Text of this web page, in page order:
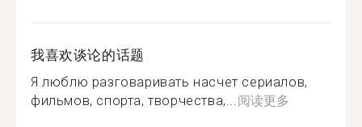
我喜欢谈论的话题
Я люблю разговаривать насчет сериалов,
фильмов, спорта, творчества,... 阅读更多